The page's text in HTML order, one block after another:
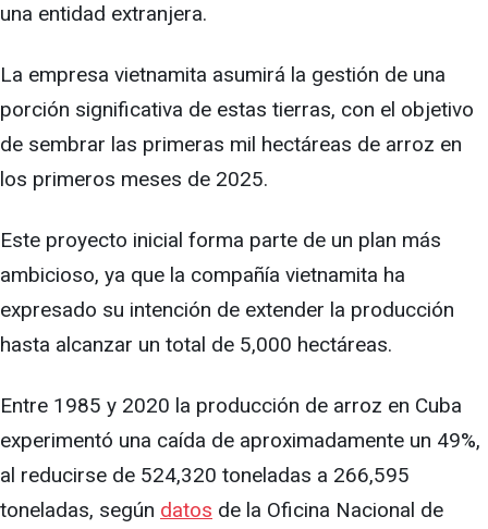
una entidad extranjera.
La empresa vietnamita asumirá la gestión de una
porción significativa de estas tierras, con el objetivo
de sembrar las primeras mil hectáreas de arroz en
los primeros meses de 2025.
Este proyecto inicial forma parte de un plan más
ambicioso, ya que la compañía vietnamita ha
expresado su intención de extender la producción
hasta alcanzar un total de 5,000 hectáreas.
Entre 1985 y 2020 la producción de arroz en Cuba
experimentó una caída de aproximadamente un 49%,
al reducirse de 524,320 toneladas a 266,595
toneladas, según datos de la Oficina Nacional de